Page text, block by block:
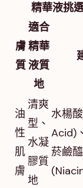
精華液挑
膚
質
適合
精華
液質
地
油
性
肌
膚
清爽
型、
水凝
膠質
地
水楊
Acid)
菸鹼